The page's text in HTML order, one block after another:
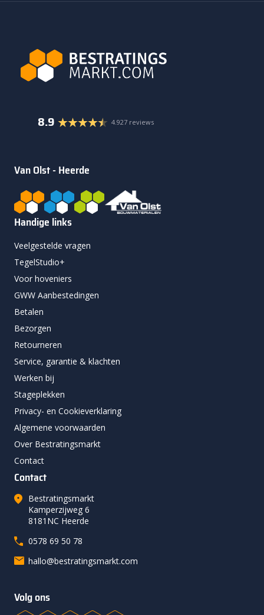
8.9 4.927 reviews
Van Olst - Heerde
Handige links
Veelgestelde vragen
TegelStudio+
Voor hoveniers
GWW Aanbestedingen
Betalen
Bezorgen
Retourneren
Service, garantie & klachten
Werken bij
Stageplekken
Privacy- en Cookieverklaring
Algemene voorwaarden
Over Bestratingsmarkt
Contact
Contact
Bestratingsmarkt
Kamperzijweg 6
8181NC Heerde
0578 69 50 78
hallo@bestratingsmarkt.com
Volg ons